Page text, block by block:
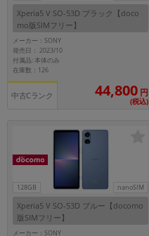
Xperia5 V SO-53D ブラック【doco
mo版SIMフリー】
メーカー：SONY
発売日： 2023/10
付属品: 本体のみ
在庫数：126
中古Cランク 44,800 円
(税込)
128GB nanoSIM
Xperia5 V SO-53D ブルー【docomo
版SIMフリー】
メーカー：SONY